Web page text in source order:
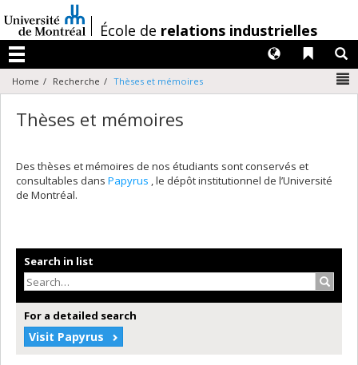
au
contenu
/École de relations industrielles
Menu
Liens
Langues
Home Recherche Thèses et mémoires
Thèses et mémoires
Des thèses et mémoires de nos étudiants sont conservés et
consultables dans Papyrus , le dépôt institutionnel de l’Université
de Montréal.
Search in list
For a detailed search
Visit Papyrus